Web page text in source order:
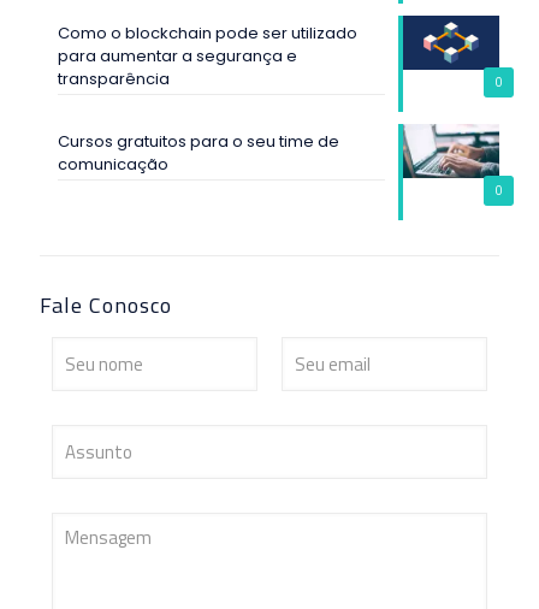
0
Como o blockchain pode ser utilizado
para aumentar a segurança e
transparência
0
Cursos gratuitos para o seu time de
comunicação
Fale Conosco